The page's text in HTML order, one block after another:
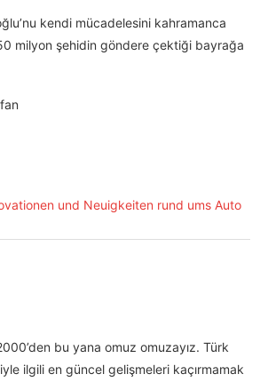
kendi mücadelesini kahramanca
milyon şehidin göndere çektiği bayrağa
bu yana omuz omuzayız. Türk
ilgili en güncel gelişmeleri kaçırmamak